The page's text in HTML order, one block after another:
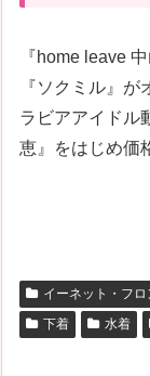
『home leave
『ソクミル』
ラビアアイドル
恵』をはじめ価
イーネット・フロ
下着
水着